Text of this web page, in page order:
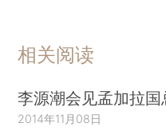
相关阅读
李源潮会见孟加拉
2014年11月08日